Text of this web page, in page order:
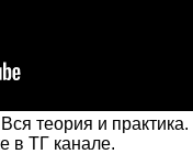
теория и
в ТГ канале.